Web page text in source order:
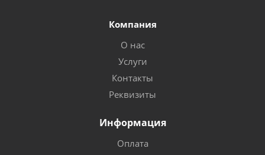
Компания
О нас
Услуги
Контакты
Реквизиты
Информация
Оплата